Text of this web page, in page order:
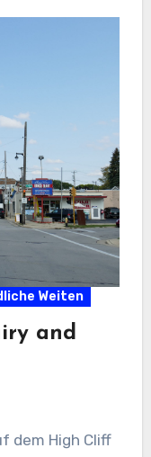
Weiten
and
dem High Cliff